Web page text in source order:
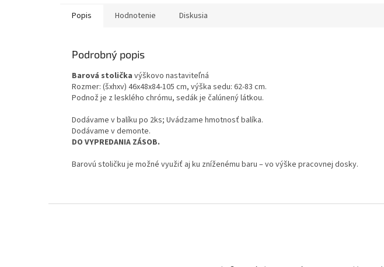
Popis Hodnotenie Diskusia
Podrobný popis
Barová stolička výškovo nastaviteľná
Rozmer: (šxhxv) 46x48x84-105 cm, výška sedu: 62-83 cm.
Podnož je z lesklého chrómu, sedák je čalúnený látkou.
Dodávame v balíku po 2ks; Uvádzame hmotnosť balíka.
Dodávame v demonte.
DO VYPREDANIA ZÁSOB.
Barovú stoličku je možné využiť aj ku zníženému baru – vo výške pracovnej dosky.